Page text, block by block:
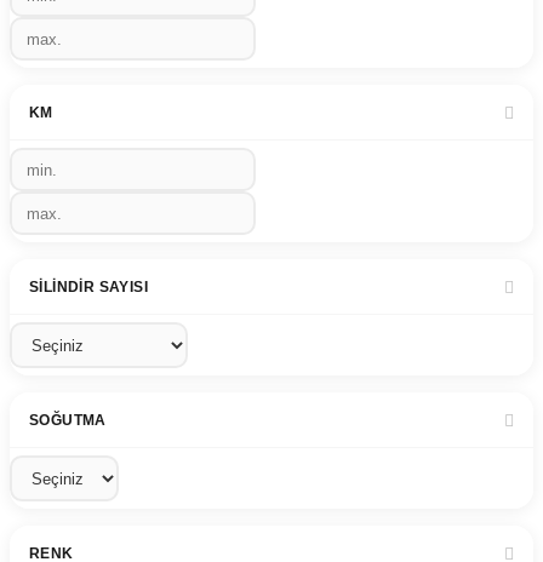
KM
SILINDIR SAYISI
SOĞUTMA
RENK